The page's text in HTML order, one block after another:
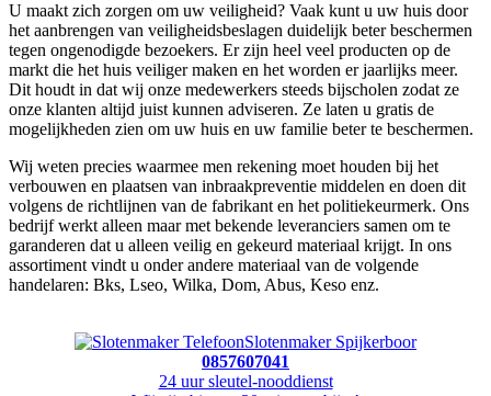
U maakt zich zorgen om uw veiligheid? Vaak kunt u uw huis door
het aanbrengen van veiligheidsbeslagen duidelijk beter beschermen
tegen ongenodigde bezoekers. Er zijn heel veel producten op de
markt die het huis veiliger maken en het worden er jaarlijks meer.
Dit houdt in dat wij onze medewerkers steeds bijscholen zodat ze
onze klanten altijd juist kunnen adviseren. Ze laten u gratis de
mogelijkheden zien om uw huis en uw familie beter te beschermen.
Wij weten precies waarmee men rekening moet houden bij het
verbouwen en plaatsen van inbraakpreventie middelen en doen dit
volgens de richtlijnen van de fabrikant en het politiekeurmerk. Ons
bedrijf werkt alleen maar met bekende leveranciers samen om te
garanderen dat u alleen veilig en gekeurd materiaal krijgt. In ons
assortiment vindt u onder andere materiaal van de volgende
handelaren: Bks, Lseo, Wilka, Dom, Abus, Keso enz.
Slotenmaker Spijkerboor
0857607041
24 uur sleutel-nooddienst